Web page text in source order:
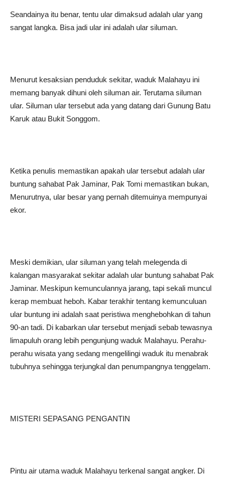
Seandainya itu benar, tentu ular dimaksud adalah ular yang
sangat langka. Bisa jadi ular ini adalah ular siluman.
Menurut kesaksian penduduk sekitar, waduk Malahayu ini
memang banyak dihuni oleh siluman air. Terutama siluman
ular. Siluman ular tersebut ada yang datang dari Gunung Batu
Karuk atau Bukit Songgom.
Ketika penulis memastikan apakah ular tersebut adalah ular
buntung sahabat Pak Jaminar, Pak Tomi memastikan bukan,
Menurutnya, ular besar yang pernah ditemuinya mempunyai
ekor.
Meski demikian, ular siluman yang telah melegenda di
kalangan masyarakat sekitar adalah ular buntung sahabat Pak
Jaminar. Meskipun kemunculannya jarang, tapi sekali muncul
kerap membuat heboh. Kabar terakhir tentang kemunculuan
ular buntung ini adalah saat peristiwa menghebohkan di tahun
90-an tadi. Di kabarkan ular tersebut menjadi sebab tewasnya
limapuluh orang lebih pengunjung waduk Malahayu. Perahu-
perahu wisata yang sedang mengelilingi waduk itu menabrak
tubuhnya sehingga terjungkal dan penumpangnya tenggelam.
MISTERI SEPASANG PENGANTIN
Pintu air utama waduk Malahayu terkenal sangat angker. Di